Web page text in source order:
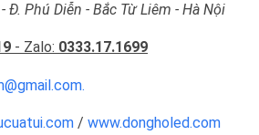
Đ. Phú Diễn - Bắc Từ Liêm - Hà Nội
- Zalo: 0333.17.1699
/ www.dongholed.com